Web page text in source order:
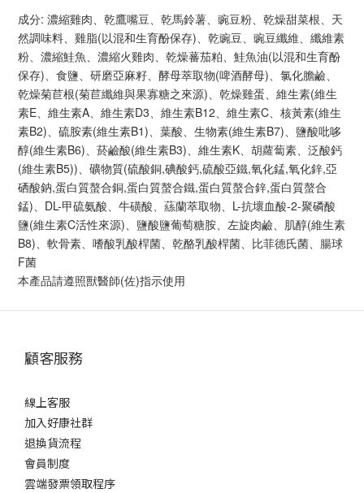
成分: 濃縮雞肉、乾鷹嘴豆、乾馬鈴薯、豌豆粉、乾燥甜菜根、天
然調味料、雞脂(以混和生育酚保存)、乾豌豆、豌豆纖維、纖維素
粉、濃縮鮭魚、濃縮火雞肉、乾燥蕃茄粕、鮭魚油(以混和生育酚
保存)、食鹽、研磨亞麻籽、酵母萃取物(啤酒酵母)、氯化膽鹼、
乾燥菊苣根(菊苣纖維與果寡糖之來源)、乾燥雞蛋、維生素(維生
素E、維生素A、維生素D3、維生素B12、維生素C、核黃素(維生
素B2)、硫胺素(維生素B1)、葉酸、生物素(維生素B7)、鹽酸吡哆
醇(維生素B6)、菸鹼酸(維生素B3)、維生素K、胡蘿蔔素、泛酸鈣
(維生素B5))、礦物質(硫酸銅,碘酸鈣,硫酸亞鐵,氧化錳,氧化鋅,亞
硒酸鈉,蛋白質螯合銅,蛋白質螯合鐵,蛋白質螯合鋅,蛋白質螯合
錳)、DL-甲硫氨酸、牛磺酸、蕬蘭萃取物、L-抗壞血酸-2-聚磷酸
鹽(維生素C活性來源)、鹽酸鹽葡萄糖胺、左旋肉鹼、肌醇(維生素
B8)、軟骨素、嗜酸乳酸桿菌、乾酪乳酸桿菌、比菲德氏菌、腸球
F菌
本產品請遵照獸醫師(佐)指示使用
顧客服務
線上客服
加入好康社群
退換貨流程
會員制度
雲端發票領取程序